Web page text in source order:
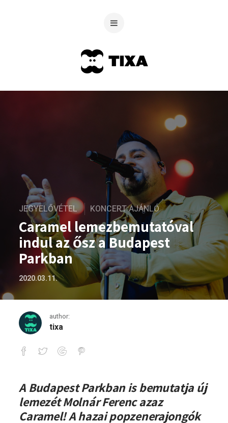
JEGYELŐVÉTEL KONCERT AJÁNLÓ
Caramel lemezbemutatóval
indul az ősz a Budapest
Parkban
2020.03.11.
author:
tixa
Caramel lemezbemutatóval indul az
A Budapest Parkban is bemutatja új
lemezét Molnár Ferenc azaz
Caramel! A hazai popzenerajongók